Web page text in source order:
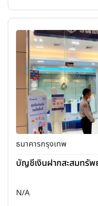
ธนาคารกรุงเทพ
บัญชีเงินฝากสะสมทรั
N/A